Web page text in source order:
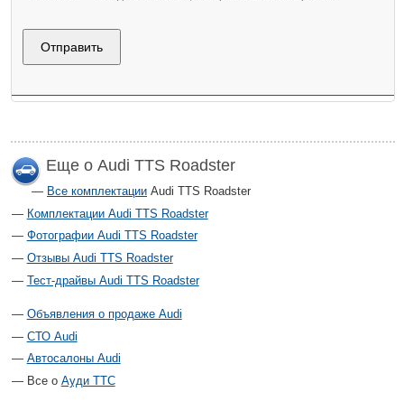
Еще о Audi TTS Roadster
Все комплектации Audi TTS Roadster
Комплектации Audi TTS Roadster
Фотографии Audi TTS Roadster
Отзывы Audi TTS Roadster
Тест-драйвы Audi TTS Roadster
Объявления о продаже Audi
СТО Audi
Автосалоны Audi
Все о Ауди ТТС